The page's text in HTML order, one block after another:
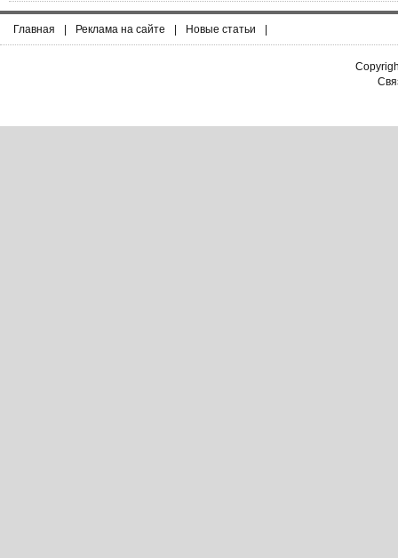
Главная | Реклама на сайте | Новые статьи |